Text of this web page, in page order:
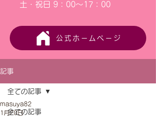
土・祝日 9：00～17：00
公式ホームページ
記事
全ての記事
全ての記事
masuya82
1月20日